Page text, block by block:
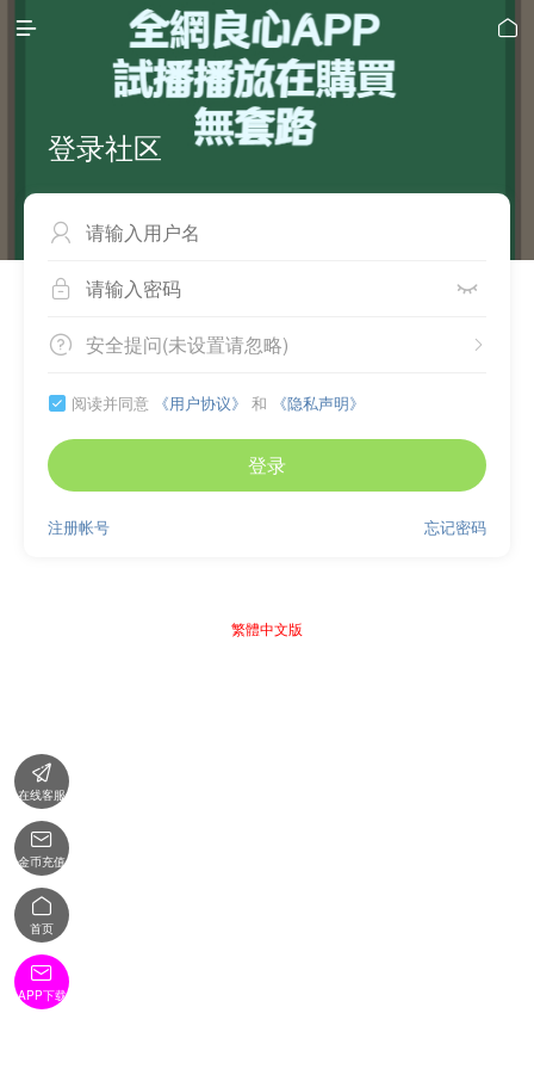
 
登录社区

 
 
安全提问(未设置请忽略)
 阅读并同意 《用户协议》 和 《隐私声明》
登录
忘记密码
注册帐号
繁體中文版

在线客服

金币充值

首页

APP下载